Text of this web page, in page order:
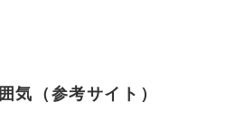
気（参考サイト）